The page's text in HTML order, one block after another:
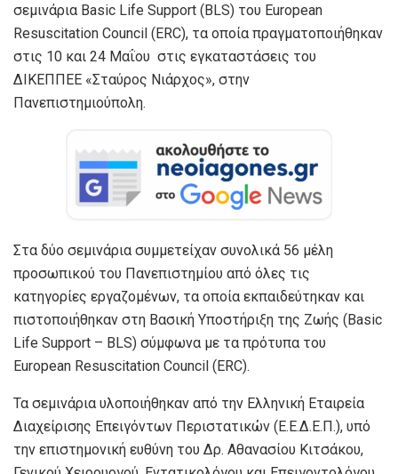
σεμινάρια Basic Life Support (BLS) του European
Resuscitation Council (ERC), τα οποία πραγματοποιήθηκαν
στις 10 και 24 Μαΐου στις εγκαταστάσεις του
ΔΙΚΕΠΠΕΕ «Σταύρος Νιάρχος», στην
Πανεπιστημιούπολη.
Στα δύο σεμινάρια συμμετείχαν συνολικά 56 μέλη
προσωπικού του Πανεπιστημίου από όλες τις
κατηγορίες εργαζομένων, τα οποία εκπαιδεύτηκαν και
πιστοποιήθηκαν στη Βασική Υποστήριξη της Ζωής (Basic
Life Support – BLS) σύμφωνα με τα πρότυπα του
European Resuscitation Council (ERC).
Τα σεμινάρια υλοποιήθηκαν από την Ελληνική Εταιρεία
Διαχείρισης Επειγόντων Περιστατικών (Ε.Ε.Δ.Ε.Π.), υπό
την επιστημονική ευθύνη του Δρ. Αθανασίου Κιτσάκου,